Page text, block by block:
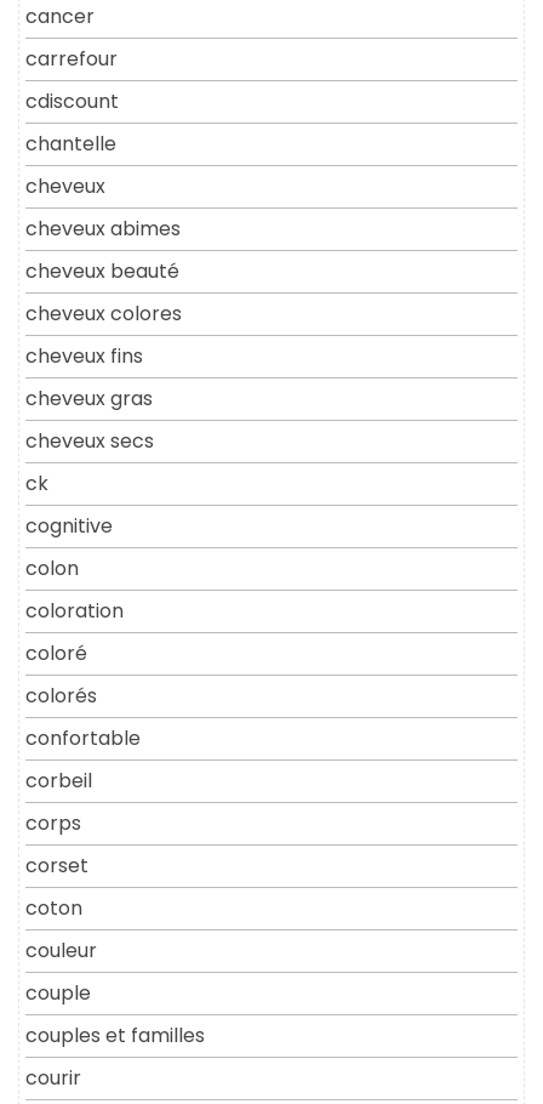
cancer
carrefour
cdiscount
chantelle
cheveux
cheveux abimes
cheveux beauté
cheveux colores
cheveux fins
cheveux gras
cheveux secs
ck
cognitive
colon
coloration
coloré
colorés
confortable
corbeil
corps
corset
coton
couleur
couple
couples et familles
courir